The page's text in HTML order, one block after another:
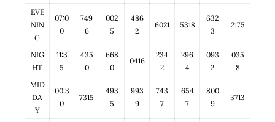
EVE
NIN
G
07:0
0
749
6
002
5
486
2
6021 5318
632
3
2175
NIG
HT
11:3
5
435
0
668
0
0416
234
2
296
4
093
2
035
8
MID
DA
Y
00:3
0
7315
493
5
993
9
743
7
654
7
800
9
3713